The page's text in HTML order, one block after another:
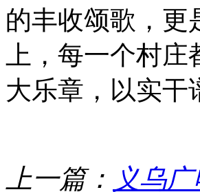
的丰收颂歌，更
上，每一个村
大乐章，以实干
上一篇： 义乌